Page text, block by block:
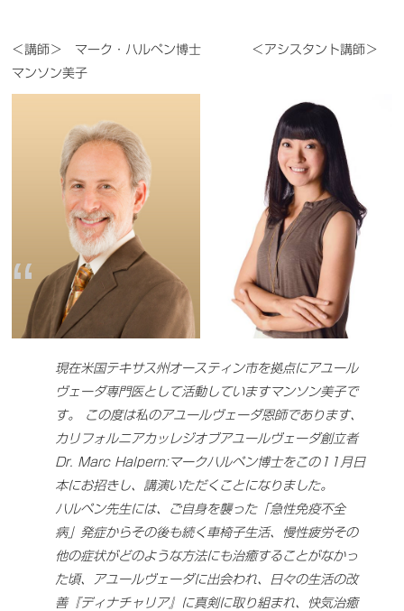
＜講師＞ マーク・ハルペン博士 ＜アシスタント講師＞
マンソン美子
現在米国テキサス州オースティン市を拠点にアユール
ヴェーダ専門医として活動していますマンソン美子で
す。 この度は私のアユールヴェーダ恩師であります、
カリフォルニアカッレジオブアユールヴェーダ創立者
Dr. Marc Halpern:マークハルペン博士をこの11月日
本にお招きし、講演いただくことになりました。
ハルペン先生には、ご自身を襲った「急性免疫不全
病」発症からその後も続く車椅子生活、慢性疲労その
他の症状がどのような方法にも治癒することがなかっ
た頃、アユールヴェーダに出会われ、日々の生活の改
善『ディナチャリア』に真剣に取り組まれ、快気治癒